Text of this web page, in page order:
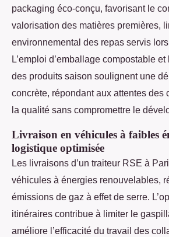
packaging éco-conçu, favorisant le
valorisation des matières premières,
environnemental des repas servis
L’emploi d’emballage compostable
des produits saison soulignent une
concrète, répondant aux attentes des
la qualité sans compromettre le
Livraison en véhicules à faibles
logistique optimisée
Les livraisons d’un traiteur RSE à
véhicules à énergies renouvelables,
émissions de gaz à effet de serre.
itinéraires contribue à limiter le
améliore l’efficacité du travail des